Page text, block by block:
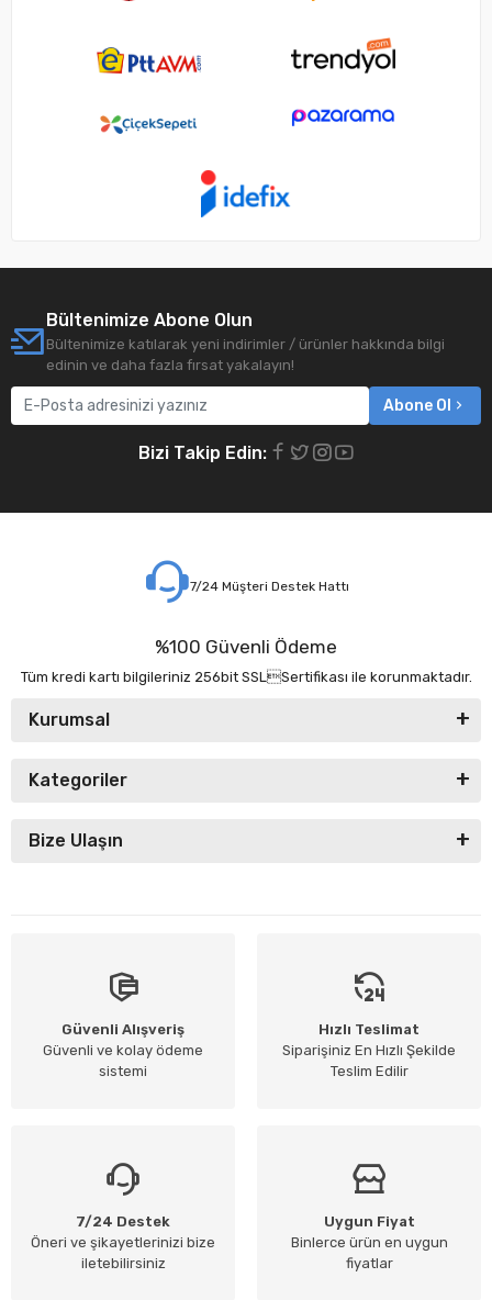
Bültenimize Abone Olun
Bültenimize katılarak yeni indirimler / ürünler hakkında bilgi
edinin ve daha fazla fırsat yakalayın!
Abone Ol
Bizi Takip Edin:
7/24 Müşteri Destek Hattı
%100 Güvenli Ödeme
Tüm kredi kartı bilgileriniz 256bit SSLSertifikası ile korunmaktadır.
Kurumsal
Kategoriler
Bize Ulaşın
Güvenli Alışveriş
Güvenli ve kolay ödeme
sistemi
Hızlı Teslimat
Siparişiniz En Hızlı Şekilde
Teslim Edilir
7/24 Destek
Öneri ve şikayetlerinizi bize
iletebilirsiniz
Uygun Fiyat
Binlerce ürün en uygun
fiyatlar